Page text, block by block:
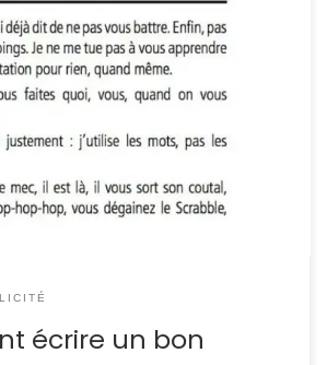
Faire zéro faute à l’intégrale des
Pivot, rire aux moqueries de
et relever les énormités des
défendre le français à coup de
c’est une chose. En voilà une
une […]
écrire un bon